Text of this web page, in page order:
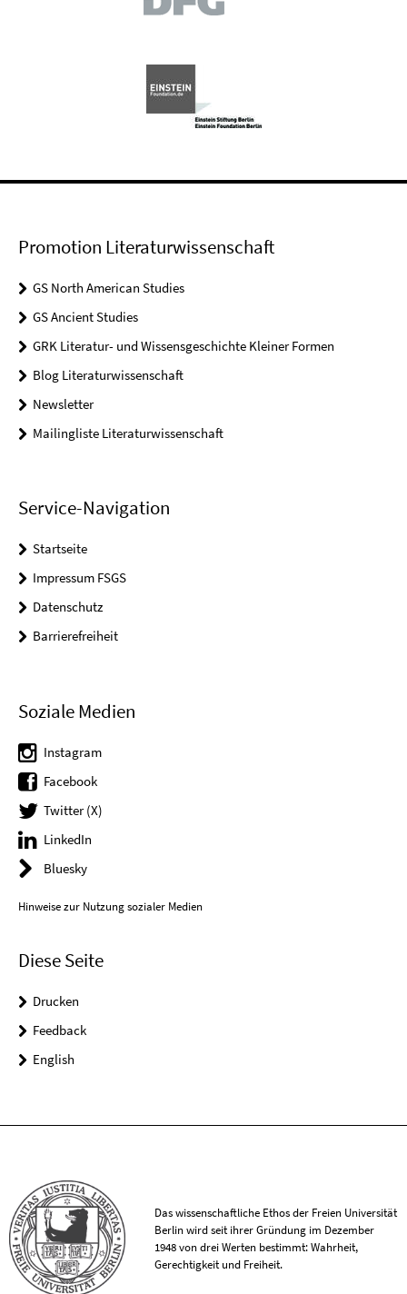
Promotion Literaturwissenschaft
GS North American Studies
GS Ancient Studies
GRK Literatur- und Wissensgeschichte Kleiner Formen
Blog Literaturwissenschaft
Newsletter
Mailingliste Literaturwissenschaft
Service-Navigation
Startseite
Impressum FSGS
Datenschutz
Barrierefreiheit
Soziale Medien
Instagram
Facebook
Twitter (X)
LinkedIn
Bluesky
Hinweise zur Nutzung sozialer Medien
Diese Seite
Drucken
Feedback
English
Das wissenschaftliche Ethos der Freien Universität
Berlin wird seit ihrer Gründung im Dezember
1948 von drei Werten bestimmt: Wahrheit,
Gerechtigkeit und Freiheit.